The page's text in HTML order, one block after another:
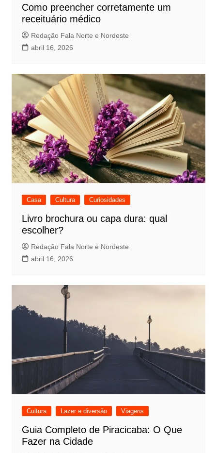
Como preencher corretamente um
receituário médico
Redação Fala Norte e Nordeste
abril 16, 2026
Casa Cultura Curiosidades
Livro brochura ou capa dura: qual
escolher?
Redação Fala Norte e Nordeste
abril 16, 2026
Cultura Lazer e diversão Viagens
Guia Completo de Piracicaba: O Que
Fazer na Cidade